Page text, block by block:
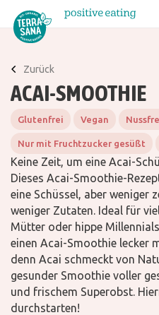
Über uns
Wissenswertes
Kontakt
Downloads
Zurück
ACAI-SMOOTHIE
Glutenfrei Vegan
Nur mit Fruchtzucker gesüßt
Keine Zeit, um eine Acai-
Dieses Acai-Smoothie-
eine Schüssel, aber weniger
weniger Zutaten. Ideal für
Mütter oder hippe
einen Acai-Smoothie lecker
denn Acai schmeckt von
gesunder Smoothie voller
und frischem Superobst.
durchstarten!